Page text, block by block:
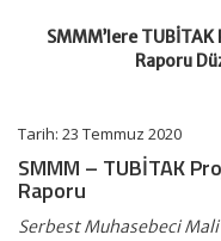
SMMM’lere
Raporu
Tarih: 23 Temmuz 2020
SMMM – TUBİTAK
Raporu
Serbest Muhasebeci